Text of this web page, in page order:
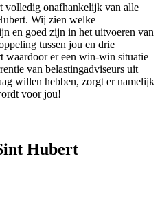
volledig onafhankelijk van alle
Wij zien welke
en goed zijn in het uitvoeren van
tussen jou en drie
waardoor er een win-win situatie
van belastingadviseurs uit
willen hebben, zorgt er namelijk
voor jou!
Hubert